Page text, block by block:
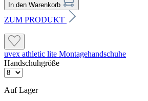
In den Warenkorb
ZUM PRODUKT
uvex athletic lite Montagehandschuhe
Handschuhgröße
Auf Lager